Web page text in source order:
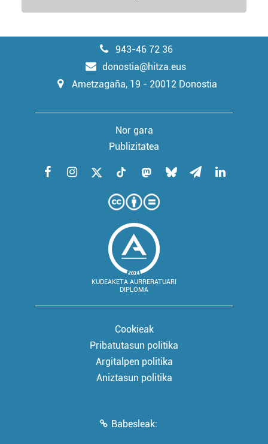
943-46 72 36
donostia@hitza.eus
Ametzagaña, 19 - 20012 Donostia
Nor gara
Publizitatea
KUDEAKETA AURRERATUARI
DIPLOMA
Cookieak
Pribatutasun politika
Argitalpen politika
Aniztasun politika
Babesleak: